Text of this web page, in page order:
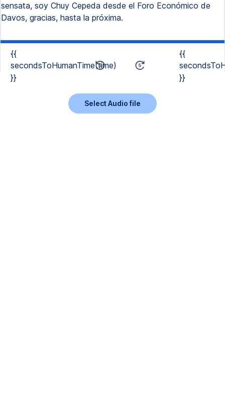
sensata, soy Chuy Cepeda desde el Foro Económico de
Davos, gracias, hasta la próxima.
{{
secondsToHumanTime(time)
}}
{{
}}
Select Audio file